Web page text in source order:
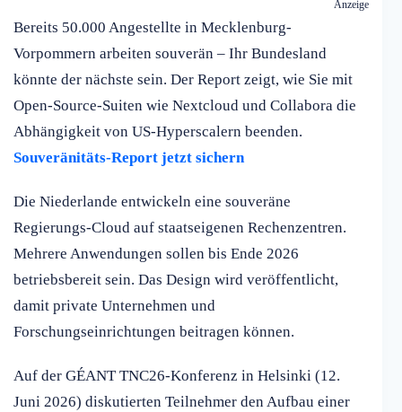
Anzeige
Bereits 50.000 Angestellte in Mecklenburg-
Vorpommern arbeiten souverän – Ihr Bundesland
könnte der nächste sein. Der Report zeigt, wie Sie mit
Open-Source-Suiten wie Nextcloud und Collabora die
Abhängigkeit von US-Hyperscalern beenden.
Souveränitäts-Report jetzt sichern
Die Niederlande entwickeln eine souveräne
Regierungs-Cloud auf staatseigenen Rechenzentren.
Mehrere Anwendungen sollen bis Ende 2026
betriebsbereit sein. Das Design wird veröffentlicht,
damit private Unternehmen und
Forschungseinrichtungen beitragen können.
Auf der GÉANT TNC26-Konferenz in Helsinki (12.
Juni 2026) diskutierten Teilnehmer den Aufbau einer